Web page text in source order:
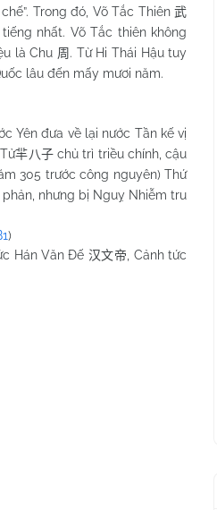
Trong đó, Võ Tắc Thiên 武
nhất. Võ Tắc thiên không
là Chu 周 . Từ Hi Thái Hậu tuy
lâu đến mấy mươi năm.
Yên đưa về lại nước Tần kế vị
羋八子 chủ trì triều chính, cậu
305 trước công nguyên) Thứ
nhưng bị Nguỵ Nhiễm tru
)
Hán Văn Đế 汉文帝, Cảnh tức